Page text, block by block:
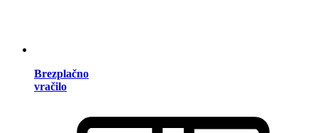
Brezplačno
vračilo